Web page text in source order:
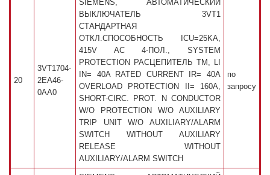
20
3VT1704-
2EA46-
0AA0
SIEMENS, АВТОМАТИЧЕСКИЙ
ВЫКЛЮЧАТЕЛЬ 3VT1
СТАНДАРТНАЯ
ОТКЛ.СПОСОБНОСТЬ ICU=25KA,
415V AC 4-ПОЛ., SYSTEM
PROTECTION РАСЦЕПИТЕЛЬ TM, LI
IN= 40A RATED CURRENT IR= 40A
OVERLOAD PROTECTION II= 160A,
SHORT-CIRC. PROT. N CONDUCTOR
W/O PROTECTION W/O AUXILIARY
TRIP UNIT W/O AUXILIARY/ALARM
SWITCH WITHOUT AUXILIARY
RELEASE WITHOUT
AUXILIARY/ALARM SWITCH
по
запросу